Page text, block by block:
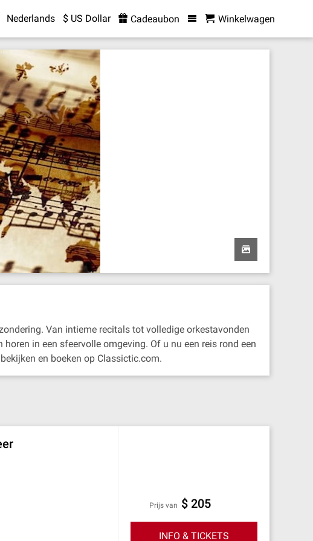
Nederlands $ US Dollar Cadeaubon Winkelwagen
Van intieme recitals tot volledige orkestavonden
in een sfeervolle omgeving. Of u nu een reis rond een
en boeken op Classictic.com.
prijs van $ 205
INFO & TICKETS